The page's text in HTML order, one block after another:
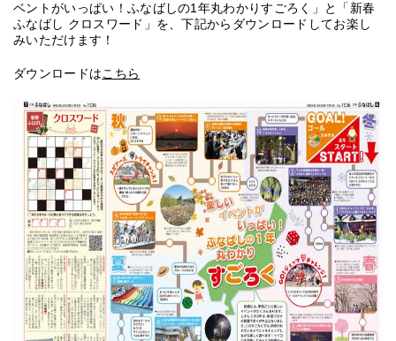
ベントがいっぱい！ふなばしの1年丸わかりすごろく」と「新春
ふなばし クロスワード」を、下記からダウンロードしてお楽し
みいただけます！
ダウンロードはこちら